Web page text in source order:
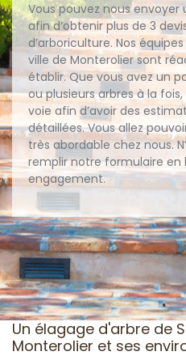
Vous pouvez nous
afin d’obtenir plus de 3
d’arboriculture. Nos
ville de Monterolier sont
établir. Que vous avez un
ou plusieurs arbres à la
voie afin d’avoir des
détaillées. Vous allez
très abordable chez nous.
remplir notre formulaire en
engagement.
Un élagage d'arbre de
Monterolier et ses